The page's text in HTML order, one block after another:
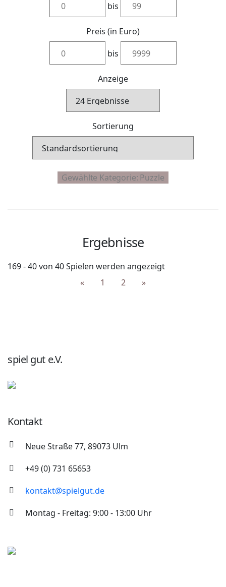
bis
Preis (in Euro)
bis
Anzeige
Sortierung
Ergebnisse
169 - 40 von 40 Spielen werden angezeigt
«
1 2 »
spiel gut e.V.
Kontakt
Neue Straße 77, 89073 Ulm
+49 (0) 731 65653
kontakt@spielgut.de
Montag - Freitag: 9:00 - 13:00 Uhr